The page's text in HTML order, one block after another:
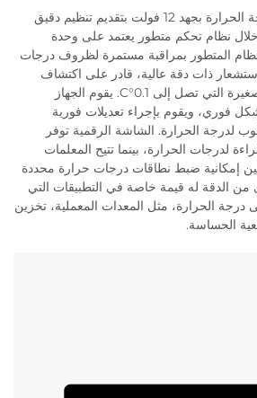
يتميز جهاز التحكم في درجة الحرارة بجهد 12 فولت بتقديم تنظيم دقيق
نظام تحكم متطور يعتمد على وحدة
المتطور بمراقبة مستمرة لظروف درجات
ذات دقة عالية، قادر على اكتشاف
تغيرات درجات الحرارة الصغيرة التي تصل إلى 0.1°C. يقوم الجهاز
فوري، ويقوم بإجراء تعديلات فورية
لدرجة الحرارة. الشاشة الرقمية توفر
لدرجات الحرارة، بينما تتيح المعلمات
إمكانية ضبط نطاقات درجات حرارة محددة
من الدقة له قيمة خاصة في التطبيقات التي
الحرارة، مثل المعدات المعملية، تخزين
الحساسة.